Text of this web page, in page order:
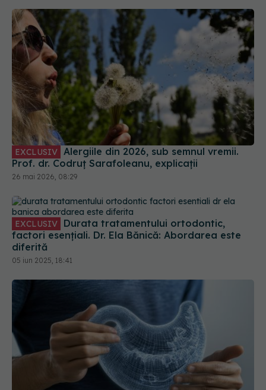
EXCLUSIV
Prof. dr. Codruț Sarafoleanu, explicații
26 mai 2026, 08:29
EXCLUSIV
factori esențiali. Dr. Ela Bănică: Abordarea este
diferită
05 iun 2025, 18:41